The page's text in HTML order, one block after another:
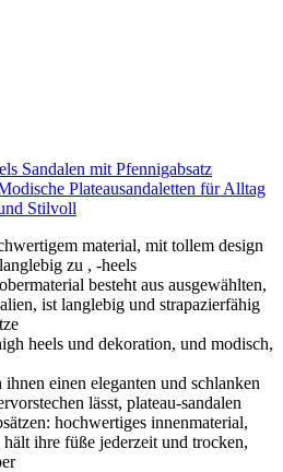
Sandalen mit Pfennigabsatz
Plateausandaletten für Alltag
Stilvoll
material, mit tollem design
zu , -heels
besteht aus ausgewählten,
ist langlebig und strapazierfähig
heels und dekoration, und modisch,
ihnen einen eleganten und schlanken
lässt, plateau-sandalen
hochwertiges innenmaterial,
ihre füße jederzeit und trocken,